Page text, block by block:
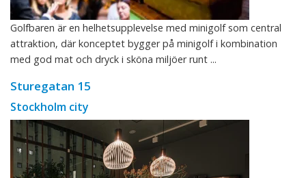
Golfbaren är en helhetsupplevelse med minigolf som central
attraktion, där konceptet bygger på minigolf i kombination
med god mat och dryck i sköna miljöer runt ...
Sturegatan 15
Stockholm city